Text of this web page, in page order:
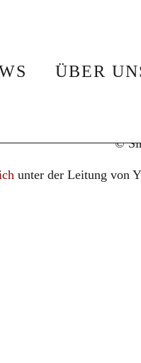
ÜBER
©
unter der Leitung von